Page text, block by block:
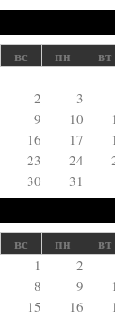
вс пн вт
2
3
9
10
16
17
23
24
30
31
вс пн вт
1 2
8
9
15
16